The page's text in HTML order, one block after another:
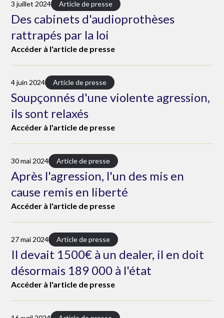
3 juillet 2024 Article de presse
Des cabinets d'audioprothèses
rattrapés par la loi
Accéder à l'article de presse
4 juin 2024 Article de presse
Soupçonnés d'une violente agression,
ils sont relaxés
Accéder à l'article de presse
30 mai 2024 Article de presse
Après l'agression, l'un des mis en
cause remis en liberté
Accéder à l'article de presse
27 mai 2024 Article de presse
Il devait 1500€ à un dealer, il en doit
désormais 189 000 à l'état
Accéder à l'article de presse